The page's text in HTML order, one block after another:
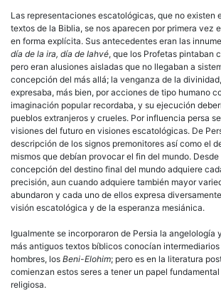
Las representaciones escatológicas, que no existen
textos de la Biblia, se nos aparecen por primera vez
en forma explícita. Sus antecedentes eran las
día de la ira, día de Iahvé, que los Profetas pintaban
pero eran alusiones aisladas que no llegaban a
concepción del más allá; la venganza de la
expresaba, más bien, por acciones de tipo humano
imaginación popular recordaba, y su ejecución
pueblos extranjeros y crueles. Por influencia persa
visiones del futuro en visiones escatológicas. De
descripción de los signos premonitores así como el
mismos que debían provocar el fin del mundo.
concepción del destino final del mundo adquiere
precisión, aun cuando adquiere también mayor
abundaron y cada uno de ellos expresa
visión escatológica y de la esperanza mesiánica.
Igualmente se incorporaron de Persia la angelología
más antiguos textos bíblicos conocían
hombres, los Beni-Elohim; pero es en la literatura
comienzan estos seres a tener un papel
religiosa.